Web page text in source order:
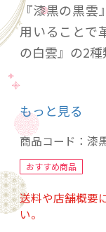
『漆黒の黒雲
用いることで
の白雲』の2種
１冊、手作業
身の紙質も厳
質な奉書紙を
巻末のロゴマ
もっと見る
商品コード： 漆
おすすめ商品
送料や店舗概要
い。